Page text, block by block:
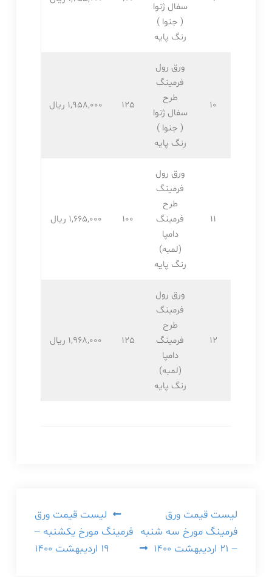
سفال ژنوا
( جنوا )
رنگ پایه
10
ورق رول
فرمینگ
طرح
سفال ژنوا
( جنوا )
رنگ پایه
125 1,958,۰۰۰ ریال
11
ورق رول
فرمینگ
طرح
فرمینگ
دامپا
(لمبه)
رنگ پایه
100 1,665,۰۰۰ ریال
12
ورق رول
فرمینگ
طرح
فرمینگ
دامپا
(لمبه)
رنگ پایه
125 1,968,۰۰۰ ریال
راهبری
نوشته
لیست قیمت ورق
فرمینگ مورخ یکشنبه –
۱۹ اردیبهشت ۱۴۰۰
لیست قیمت ورق
فرمینگ مورخ سه شنبه
– ۲۱ اردیبهشت ۱۴۰۰